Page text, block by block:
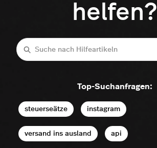
helfen?
Suche
Top-Suchanfragen:
steuerseätze instagram
versand ins ausland api